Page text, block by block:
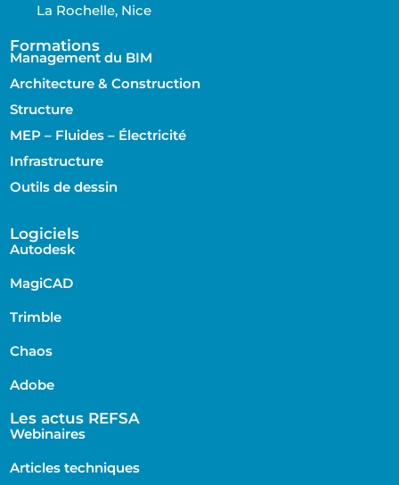
La Rochelle, Nice
Formations
Management du BIM
Architecture & Construction
Structure
MEP – Fluides – Électricité
Infrastructure
Outils de dessin
Logiciels
Autodesk
MagiCAD
Trimble
Chaos
Adobe
Les actus REFSA
Webinaires
Articles techniques